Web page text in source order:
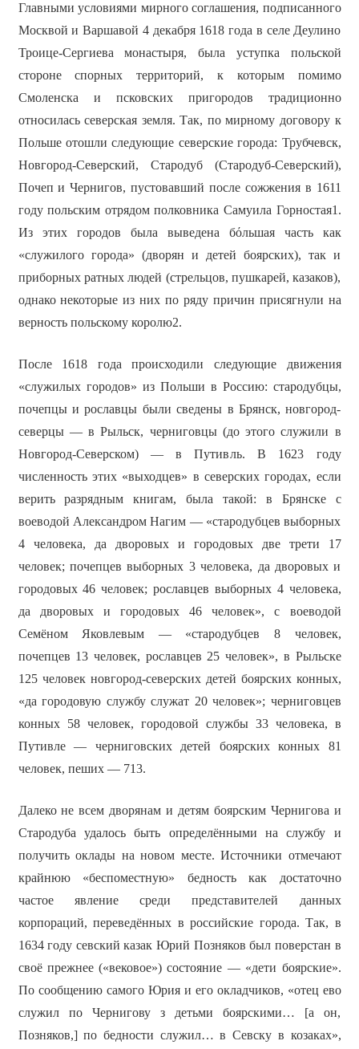
Главными условиями мирного соглашения, подписанного
Москвой и Варшавой 4 декабря 1618 года в селе Деулино
Троице-Сергиева монастыря, была уступка польской
стороне спорных территорий, к которым помимо
Смоленска и псковских пригородов традиционно
относилась северская земля. Так, по мирному договору к
Польше отошли следующие северские города: Трубчевск,
Новгород-Северский, Стародуб (Стародуб-Северский),
Почеп и Чернигов, пустовавший после сожжения в 1611
году польским отрядом полковника Самуила Горностая1.
Из этих городов была выведена бόльшая часть как
«служилого города» (дворян и детей боярских), так и
приборных ратных людей (стрельцов, пушкарей, казаков),
однако некоторые из них по ряду причин присягнули на
верность польскому королю2.
После 1618 года происходили следующие движения
«служилых городов» из Польши в Россию: стародубцы,
почепцы и рославцы были сведены в Брянск, новгород-
северцы — в Рыльск, черниговцы (до этого служили в
Новгород-Северском) — в Путивль. В 1623 году
численность этих «выходцев» в северских городах, если
верить разрядным книгам, была такой: в Брянске с
воеводой Александром Нагим — «стародубцев выборных
4 человека, да дворовых и городовых две трети 17
человек; почепцев выборных 3 человека, да дворовых и
городовых 46 человек; рославцев выборных 4 человека,
да дворовых и городовых 46 человек», с воеводой
Семёном Яковлевым — «стародубцев 8 человек,
почепцев 13 человек, рославцев 25 человек», в Рыльске
125 человек новгород-северских детей боярских конных,
«да городовую службу служат 20 человек»; черниговцев
конных 58 человек, городовой службы 33 человека, в
Путивле — черниговских детей боярских конных 81
человек, пеших — 713.
Далеко не всем дворянам и детям боярским Чернигова и
Стародуба удалось быть определёнными на службу и
получить оклады на новом месте. Источники отмечают
крайнюю «беспоместную» бедность как достаточно
частое явление среди представителей данных
корпораций, переведённых в российские города. Так, в
1634 году севский казак Юрий Позняков был поверстан в
своё прежнее («вековое») состояние — «дети боярские».
По сообщению самого Юрия и его окладчиков, «отец ево
служил по Чернигову з детьми боярскими… [а он,
Позняков,] по бедности служил… в Севску в козаках»,